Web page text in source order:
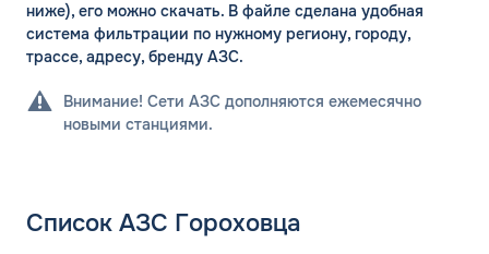
ниже), его можно скачать. В файле сделана удобная
система фильтрации по нужному региону, городу,
трассе, адресу, бренду АЗС.
Внимание! Сети АЗС дополняются ежемесячно
новыми станциями.
Список АЗС Гороховца